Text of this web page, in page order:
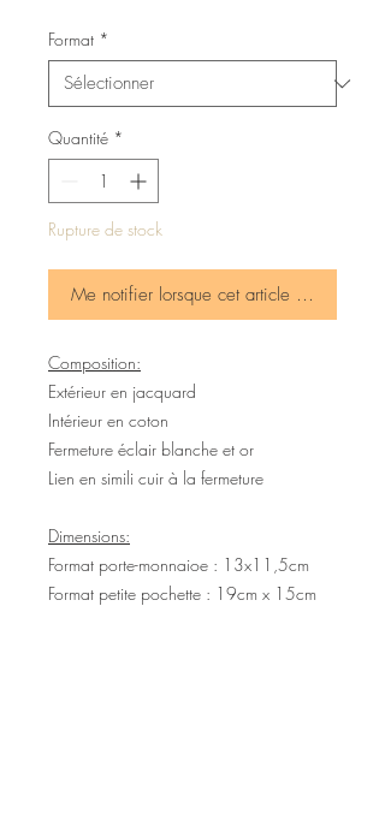
Format *
Quantité *
Rupture de stock
Me notifier lorsque cet article est
Composition:
Extérieur en jacquard
Intérieur en coton
Fermeture éclair blanche et or
Lien en simili cuir à la fermeture
Dimensions:
Format porte-monnaioe : 13x11,5cm
Format petite pochette : 19cm x 15cm